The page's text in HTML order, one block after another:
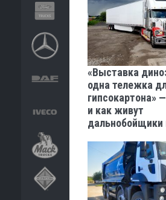
«Выставка
одна тележка
гипсокартона»
и как живут
дальнобойщики